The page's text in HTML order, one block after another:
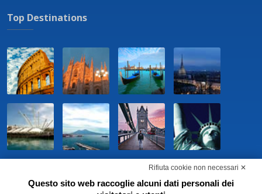
Top Destinations
Rifiuta cookie non necessari ✕
Questo sito web raccoglie alcuni dati personali dei